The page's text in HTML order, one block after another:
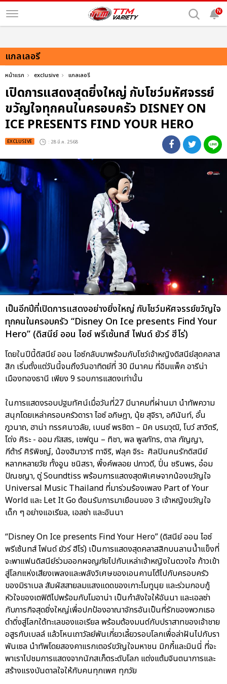
N
แกลเลอรี
หน้าแรก exclusive แกลเลอรี
เปิดการแสดงสุดยิ่งใหญ่ กับโชว์มหัศจรรย์
ขวัญใจทุกคนในครอบครัว DISNEY ON
ICE PRESENTS FIND YOUR HERO
EXCLUSIVE : 28 มี.ค. 2568
เป็นอีกปีที่เปิดการแสดงอย่างยิ่งใหญ่ กับโชว์มหัศจรรย์ขวัญใจ
ทุกคนในครอบครัว “Disney On Ice presents Find Your
Hero” (ดิสนีย์ ออน ไอซ์ พรีเซ้นทส์ ไฟนด์ ยัวร์ ฮีโร่)
โดยในปีนี้ดิสนีย์ ออน ไอซ์กลับมาพร้อมกับโชว์เจ้าหญิงดิสนีย์สุดคลาส
สิก เริ่มตั้งแต่วันนี้จนถึงวันอาทิตย์ที่ 30 มีนาคม ที่อิมแพ็ค อารีน่า
เมืองทองธานี เพียง 9 รอบการแสดงเท่านั้น
ในการแสดงรอบปฐมทัศน์เมื่อวันที่27 มีนาคมที่ผ่านมา นำทัพความ
สนุกโดยเหล่าครอบครัวดารา ไอซ์ อภิษฎา, นุ้ย สุจิรา, อภินันท์, อั๋น
ภูวนาถ, ฮาน่า ทรรศนาวลัย, เบนซ์ พรชิตา – มิค บรมวุฒิ, โบว์ สาวิตรี,
โด่ง ศิระ - ออม ภัสสร, เชฟตูน – ทิชา, พล พูลภัทร, ตาล กัญญา,
กีต้าร์ ศิริพิชญ์, น้องฮิมาวาริ ทาจิริ, ฟลุค จิระ ศิลปินคนรักดิสนีย์
หลากหลายวัย ทั้งอูน ชนิสรา, พิ้งค์พลอย ปภาวดี, ปิ่น ชรินพร, อ๋อม
ปัณชญา, ตู่ Soundtiss พร้อมการแสดงสุดพิเศษจากน้องขวัญใจ
Universal Music Thailand ที่มาร่วมร้องเพลง Part of Your
World และ Let It Go ต้อนรับการมาเยือนของ 3 เจ้าหญิงขวัญใจ
เด็ก ๆ อย่างแอเรียล, เอลซ่า และอันนา
“Disney On Ice presents Find Your Hero” (ดิสนีย์ ออน ไอซ์
พรีเซ้นทส์ ไฟนด์ ยัวร์ ฮีโร่) เป็นการแสดงสุดคลาสสิกบนลานน้ำแข็งที่
จะพาแฟนดิสนีย์ร่วมออกผจญภัยไปกับเหล่าเจ้าหญิงในดวงใจ ก้าวเข้า
สู่โลกแห่งเสียงเพลงและพลังวิเศษของเอนคานโต้ไปกับครอบครัว
ของมิราเบล สัมผัสสายลมแสงแดดของเกาะโมทูนุย และร่วมกอบกู้
หัวใจของเตฟิติไปพร้อมกับโมอาน่า เป็นกำลังใจให้อันนา และเอลซ่า
กับภารกิจสุดยิ่งใหญ่เพื่อปกป้องอาณาจักรอันเป็นที่รักของพวกเธอ
ดำดิ่งสู่โลกใต้ทะเลของแอเรียล พร้อมต้องมนต์กับปราสาทของเจ้าชาย
อสูรกับเบลล์ แล้วโหนเถาวัลย์พันเกี่ยวเลี้ยวรอบโลกเพื่อล่าฝันไปกับรา
พันเซล นำทัพโดยสองคาแรกเตอร์ขวัญใจมหาชน มิกกี้และมินนี่ ที่จะ
พาเราไปชมการแสดงจากนักสเก็ตระดับโลก แต่งแต้มจินตนาการและ
สร้างแรงบันดาลใจให้กับคนทุกเพศ ทุกวัย